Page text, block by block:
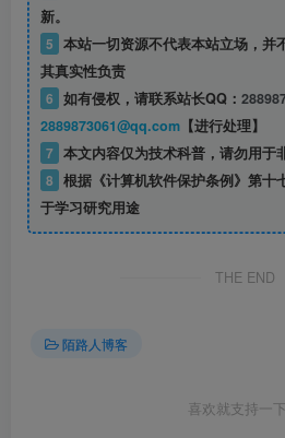
新。
5 本站一切资源不代表本站立场，并
其真实性负责
6 如有侵权，请联系站长QQ：
2889873061@qq.com【进行处理】
7 本文内容仅为技术科普，请勿用于
8 根据《计算机软件保护条例》第十
于学习研究用途
THE END
陌路人博客
喜欢就支持一